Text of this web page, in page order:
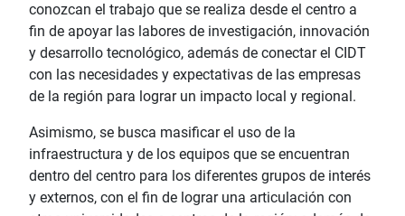
conozcan el trabajo que se realiza desde el centro a
fin de apoyar las labores de investigación, innovación
y desarrollo tecnológico, además de conectar el CIDT
con las necesidades y expectativas de las empresas
de la región para lograr un impacto local y regional.
Asimismo, se busca masificar el uso de la
infraestructura y de los equipos que se encuentran
dentro del centro para los diferentes grupos de interés
y externos, con el fin de lograr una articulación con